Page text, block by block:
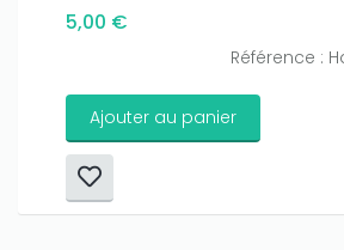
5,00 €
Référence :
Ajouter au panier